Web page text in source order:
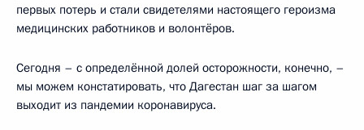
первых потерь и стали свидетелями настоящего героизма
медицинских работников и волонтёров.
Сегодня – с определённой долей осторожности, конечно, –
мы можем констатировать, что Дагестан шаг за шагом
выходит из пандемии коронавируса.